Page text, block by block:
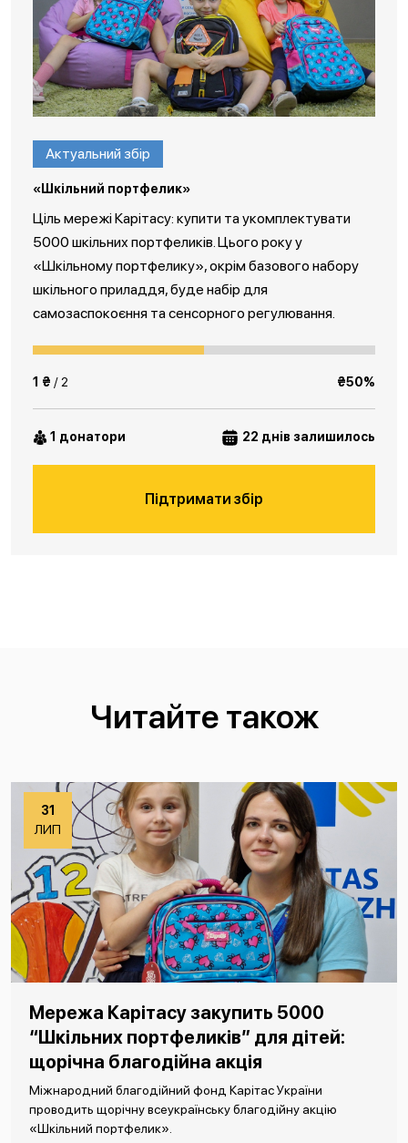
Актуальний збір
«Шкільний портфелик»
Ціль мережі Карітасу: купити та укомплектувати
5000 шкільних портфеликів. Цього року у
«Шкільному портфелику», окрім базового набору
шкільного приладдя, буде набір для
самозаспокоєння та сенсорного регулювання.
1 ₴ / 2 ₴50%
1 донатори 22 днів залишилось
Підтримати збір
Читайте також
31
ЛИП
Мережа Карітасу закупить 5000
“Шкільних портфеликів” для дітей:
щорічна благодійна акція
Міжнародний благодійний фонд Карітас України
проводить щорічну всеукраїнську благодійну акцію
«Шкільний портфелик».